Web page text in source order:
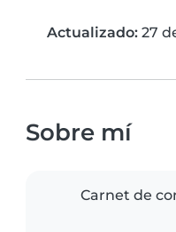
Actualizado: 27
Sobre mí
Carnet de